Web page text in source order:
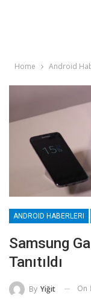
Home Android
ANDROID HABERLERI
Samsung
Tanıtıldı
By Yiğit On